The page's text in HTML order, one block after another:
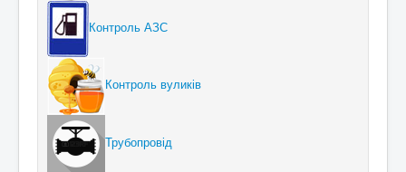
Контроль АЗС
Контроль вуликів
Трубопровід